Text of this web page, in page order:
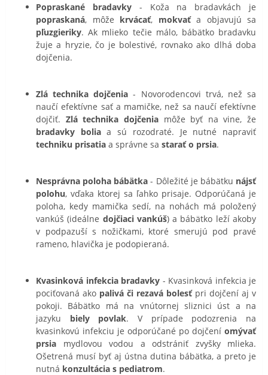
Popraskané bradavky- Koža na bradavkách je
popraskaná, môže krvácať, mokvaťa objavujú sa
pľuzgieriky. Ak mlieko tečie málo, bábätko bradavku
žuje a hryzie, čo je bolestivé, rovnako ako dlhá doba
dojčenia.
Zlá technika dojčenia - Novorodencovi trvá, než sa
naučí efektívne sať a mamičke, než sa naučí efektívne
dojčiť. Zlá technika dojčeniamôže byť na vine, že
bradavky boliaa sú rozodraté. Je nutné napraviť
techniku prisatia a správne sa starať o prsia.
Nesprávna poloha bábätka - Dôležité je bábätku nájsť
polohu, vďaka ktorej sa ľahko prisaje. Odporúčaná je
poloha, kedy mamička sedí, na nohách má položený
vankúš (ideálne dojčiaci vankúš) a bábätko leží akoby
v podpazuší s nožičkami, ktoré smerujú pod pravé
rameno, hlavička je podopieraná.
Kvasinková infekcia bradavky - Kvasinková infekcia je
pociťovaná ako palivá či rezavá bolesť pri dojčení aj v
pokoji. Bábätko má na vnútornej sliznici úst a na
jazyku biely povlak. V prípade podozrenia na
kvasinkovú infekciu je odporúčané po dojčení omývať
prsia mydlovou vodou a odstrániť zvyšky mlieka.
Ošetrená musí byť aj ústna dutina bábätka, a preto je
nutná konzultácia s pediatrom.